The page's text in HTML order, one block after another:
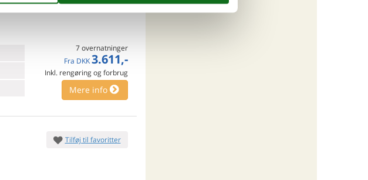
7 overnatninger
Fra DKK 3.611,-
Inkl. rengøring og forbrug
Mere info
Tilføj til favoritter